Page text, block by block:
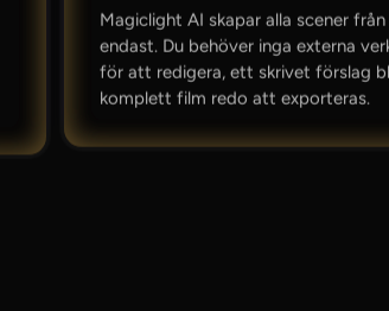
Magiclight AI skapar alla scener
endast. Du behöver inga externa
för att redigera, ett skrivet förslag
komplett film redo att exporteras.